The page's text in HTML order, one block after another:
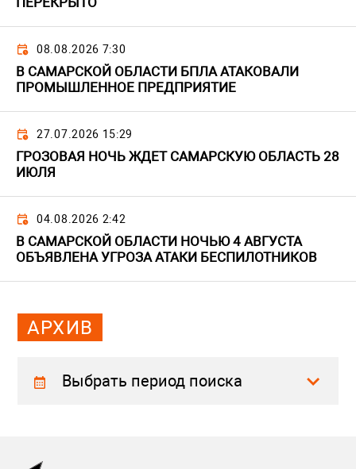
08.08.2026 7:30
В САМАРСКОЙ ОБЛАСТИ БПЛА АТАКОВАЛИ
ПРОМЫШЛЕННОЕ ПРЕДПРИЯТИЕ
27.07.2026 15:29
ГРОЗОВАЯ НОЧЬ ЖДЕТ САМАРСКУЮ ОБЛАСТЬ 28
ИЮЛЯ
04.08.2026 2:42
В САМАРСКОЙ ОБЛАСТИ НОЧЬЮ 4 АВГУСТА
ОБЪЯВЛЕНА УГРОЗА АТАКИ БЕСПИЛОТНИКОВ
АРХИВ
Выбрать период поиска